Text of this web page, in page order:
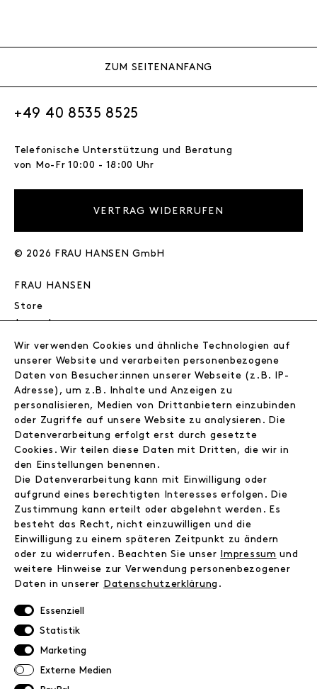
ZUM SEITENANFANG
+49 40 8535 8525
Telefonische Unterstützung und Beratung
von Mo-Fr 10:00 - 18:00 Uhr
VERTRAG WIDERRUFEN
© 2026 FRAU HANSEN GmbH
FRAU HANSEN
Store
Journal
Wir
Jobs
Wholesale
Instagram
Facebook
Kontakt
INFORMATIONEN
FAQ
Zahlungsinformationen
Versand
Retoure
Widerrufsrecht
Datenschutz
AGB
Impressum
NEWSLETTER
Erhalte exklusive Neuigkeiten!
Wir verwenden Cookies und ähnliche Technologien auf
unserer Website und verarbeiten personenbezogene
Daten von Besucher:innen unserer Webseite (z.B. IP-
Adresse), um z.B. Inhalte und Anzeigen zu
personalisieren, Medien von Drittanbietern einzubinden
oder Zugriffe auf unsere Website zu analysieren. Die
Datenverarbeitung erfolgt erst durch gesetzte
Cookies. Wir teilen diese Daten mit Dritten, die wir in
den Einstellungen benennen.
Die Datenverarbeitung kann mit Einwilligung oder
aufgrund eines berechtigten Interesses erfolgen. Die
Zustimmung kann erteilt oder abgelehnt werden. Es
besteht das Recht, nicht einzuwilligen und die
Einwilligung zu einem späteren Zeitpunkt zu ändern
oder zu widerrufen. Beachten Sie unser
Impressum und
weitere Hinweise zur Verwendung personenbezogener
Daten in unserer
Daten­schutz­erklärung .
Essenziell
Statistik
Marketing
Externe Medien